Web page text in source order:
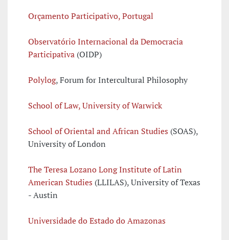
Orçamento Participativo, Portugal
Observatório Internacional da Democracia
Participativa (OIDP)
Polylog, Forum for Intercultural Philosophy
School of Law, University of Warwick
School of Oriental and African Studies (SOAS),
University of London
The Teresa Lozano Long Institute of Latin
American Studies (LLILAS), University of Texas
- Austin
Universidade do Estado do Amazonas